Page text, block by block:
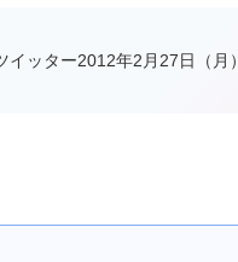
イッター2012年2月27日（月）